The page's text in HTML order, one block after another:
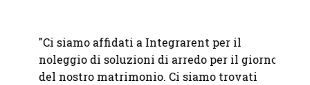
Ci siamo affidati a Integrarent per il
noleggio di soluzioni di arredo per il giorno
del nostro matrimonio. Ci siamo trovati